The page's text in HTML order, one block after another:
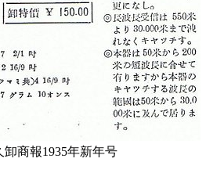
卸商報1935年新年号